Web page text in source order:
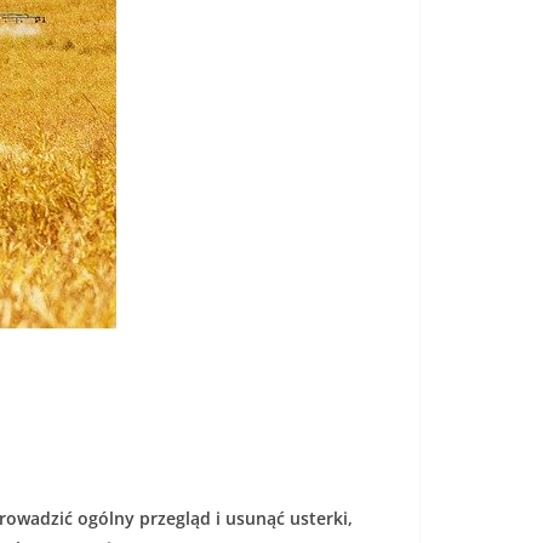
ogólny przegląd i usunąć usterki,